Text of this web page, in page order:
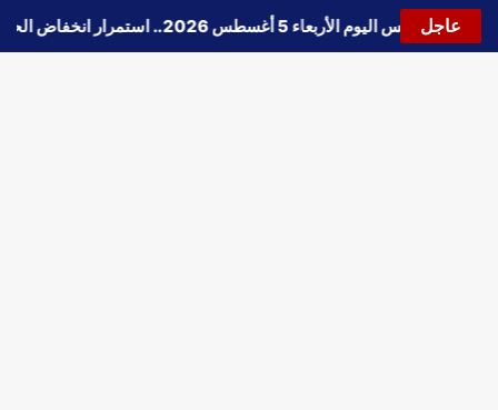
عاجل
🔵حالة الطقس اليوم الأربعاء 5 أغسطس 2026.. استمرار انخفاض الحرارة وتحذيرات من الشبورة واضطراب الملاحة